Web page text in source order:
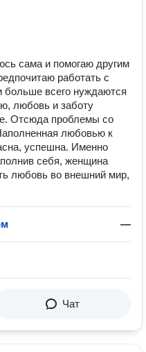
сама и помогаю другим
работать с
больше всего нуждаются
любовь и заботу
Отсюда проблемы со
любовью к
успешна. Именно
себя, женщина
любовь во внешний мир,
—
Чат